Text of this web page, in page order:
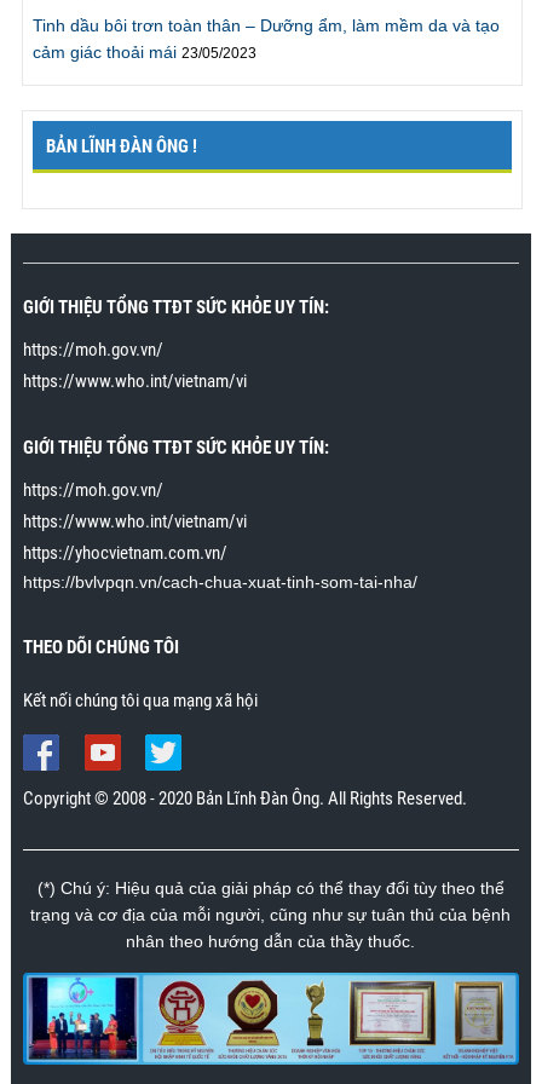
gặp khó khăn gì. Giờ chúng tôi có thể có thời gian để
thử nhiều tư thế khác mà không cần phải vội vàng
thể dục nhiều hơn. Rất cảm ơn chương trình.”
"Tôi đã cho cô ấy lên đỉnh nhiều lần và mỗi lần rất lâu,
xuất tinh sớm . Tới sau khi tham gia chương trình tôi
có thể cải thiện hoàn toàn. Tập theo hướng dẫn, tôi
đã có thể lên đỉnh nhiều lần mà không xuất tinh. Vợ
trong bài cách để cho cô ấy lên đỉnh nhiều lần và kéo
được tới 15 phút lên đỉnh liên tiếp, nhưng có thể kéo
dài tới khoảng 30 giây. Trước đây cô ấy lên đỉnh chỉ
kéo dài trong vài giây. Cảm ơn chương trình rất
nhiều.”
Tinh dầu bôi trơn toàn thân – Dưỡng ẩm, làm mềm da và tạo
cảm giác thoải mái 23/05/2023
BẢN LĨNH ĐÀN ÔNG !
GIỚI THIỆU TỔNG TTĐT SỨC KHỎE UY TÍN:
https://moh.gov.vn/
https://www.who.int/vietnam/vi
GIỚI THIỆU TỔNG TTĐT SỨC KHỎE UY TÍN:
https://moh.gov.vn/
https://www.who.int/vietnam/vi
https://yhocvietnam.com.vn/
https://bvlvpqn.vn/cach-chua-xuat-tinh-som-tai-nha/
THEO DÕI CHÚNG TÔI
Kết nối chúng tôi qua mạng xã hội
Copyright © 2008 - 2020 Bản Lĩnh Đàn Ông. All Rights Reserved.
(*) Chú ý: Hiệu quả của giải pháp có thể thay đổi tùy theo thể
trạng và cơ địa của mỗi người, cũng như sự tuân thủ của bệnh
nhân theo hướng dẫn của thầy thuốc.